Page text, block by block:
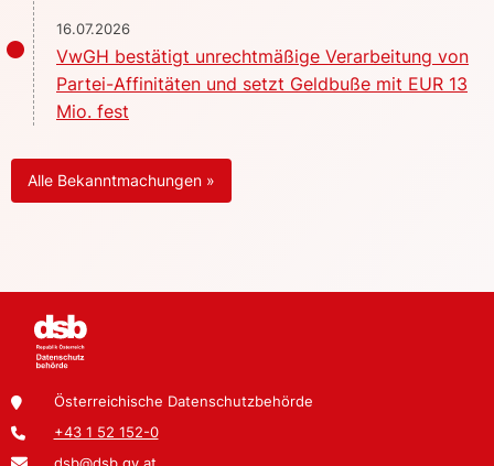
16.07.2026
VwGH bestätigt unrechtmäßige Verarbeitung von
Partei-Affinitäten und setzt Geldbuße mit EUR 13
Mio. fest
Alle Bekanntmachungen »
Österreichische Datenschutzbehörde
+43 1 52 152-0